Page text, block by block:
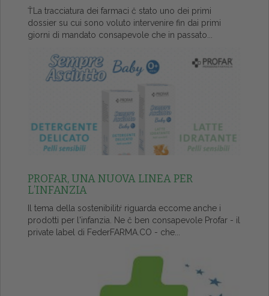
ŤLa tracciatura dei farmaci č stato uno dei primi
dossier su cui sono voluto intervenire fin dai primi
giorni di mandato consapevole che in passato...
PROFAR, UNA NUOVA LINEA PER
L’INFANZIA
Il tema della sostenibilitŕ riguarda eccome anche i
prodotti per l'infanzia. Ne č ben consapevole Profar - il
private label di FederFARMA.CO - che...